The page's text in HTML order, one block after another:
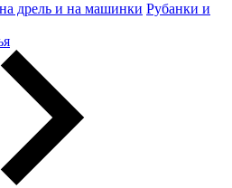
дрель и на машинки Рубанки и